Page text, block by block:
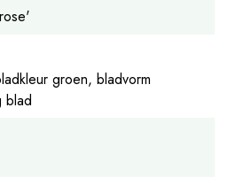
groen, bladvorm
blad